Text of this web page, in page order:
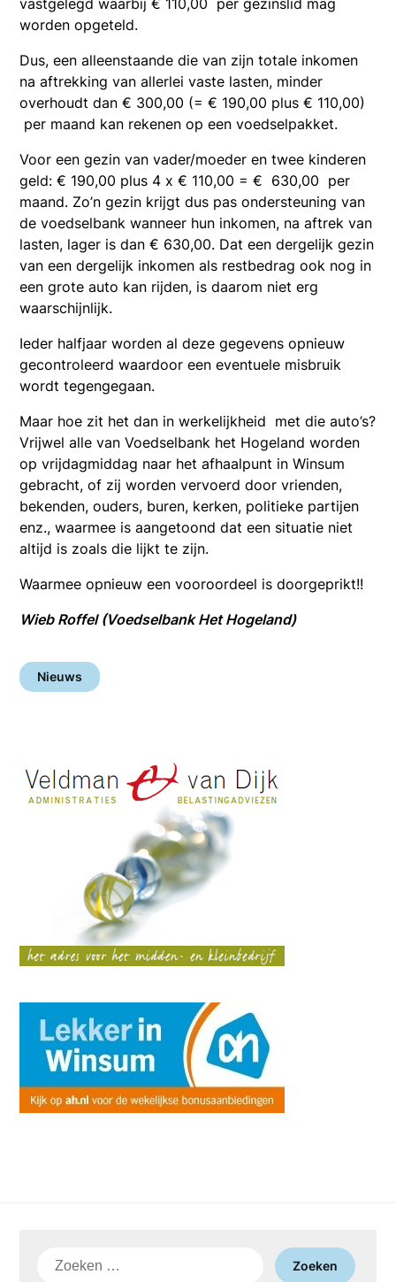
worden opgeteld.
Dus, een alleenstaande die van zijn totale inkomen
na aftrekking van allerlei vaste lasten, minder
overhoudt dan € 300,00 (= € 190,00 plus € 110,00)
per maand kan rekenen op een voedselpakket.
Voor een gezin van vader/moeder en twee kinderen
geld: € 190,00 plus 4 x € 110,00 = € 630,00 per
maand. Zo’n gezin krijgt dus pas ondersteuning van
de voedselbank wanneer hun inkomen, na aftrek van
lasten, lager is dan € 630,00. Dat een dergelijk gezin
van een dergelijk inkomen als restbedrag ook nog in
een grote auto kan rijden, is daarom niet erg
waarschijnlijk.
Ieder halfjaar worden al deze gegevens opnieuw
gecontroleerd waardoor een eventuele misbruik
wordt tegengegaan.
Maar hoe zit het dan in werkelijkheid met die auto’s?
Vrijwel alle van Voedselbank het Hogeland worden
op vrijdagmiddag naar het afhaalpunt in Winsum
gebracht, of zij worden vervoerd door vrienden,
bekenden, ouders, buren, kerken, politieke partijen
enz., waarmee is aangetoond dat een situatie niet
altijd is zoals die lijkt te zijn.
Waarmee opnieuw een vooroordeel is doorgeprikt!!
Wieb Roffel (Voedselbank Het Hogeland)
Nieuws
Zoeken